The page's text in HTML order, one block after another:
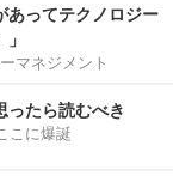
あってテクノロジー
マネジメント
ったら読むべき
こに爆誕